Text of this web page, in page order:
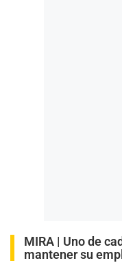
MIRA | Uno de
mantener su